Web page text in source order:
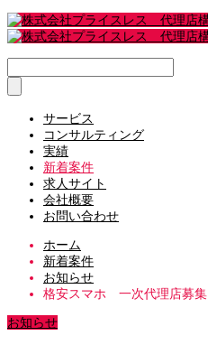
サービス
コンサルティング
実績
新着案件
求人サイト
会社概要
お問い合わせ
ホーム
新着案件
お知らせ
格安スマホ 一次代理店募集
お知らせ